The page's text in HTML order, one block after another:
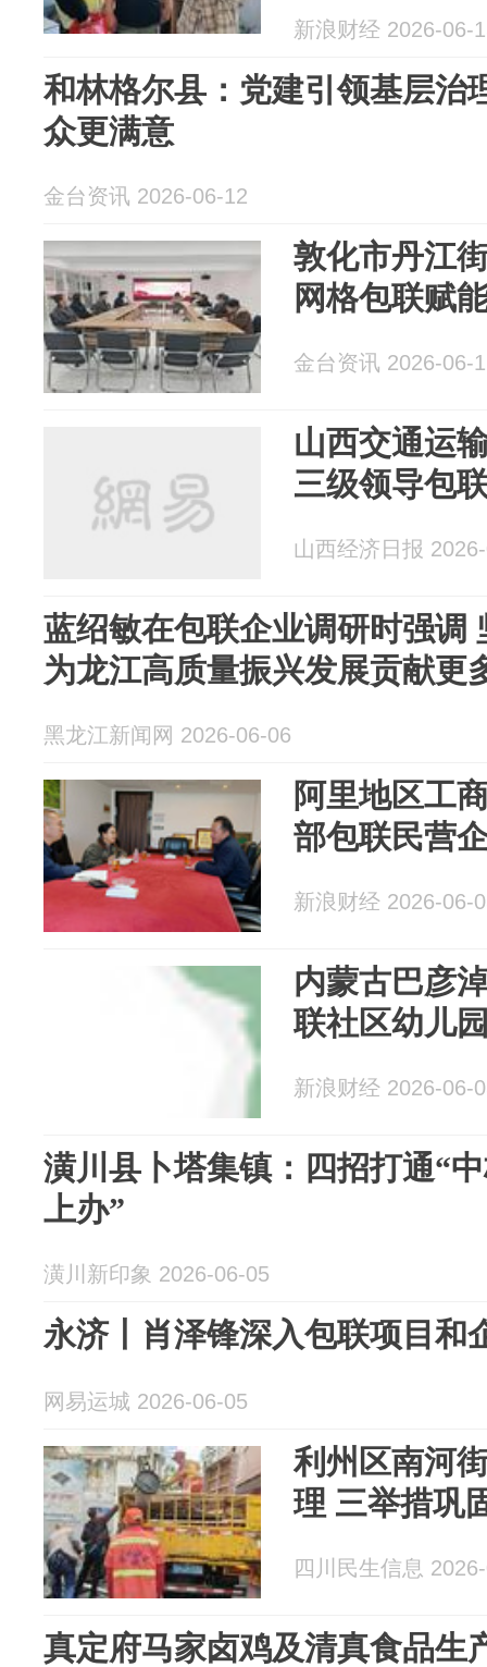
新浪财经 2026-06-
和林格尔县：党建引领基层治
众更满意
金台资讯 2026-06-12
敦化市丹江
网格包联赋
金台资讯 2026-06-
山西交通运
三级领导包
山西经济日报
蓝绍敏在包联企业调研时强调
为龙江高质量振兴发展贡献更
黑龙江新闻网 2026-06-06
阿里地区工
部包联民营
新浪财经 2026-06-
内蒙古巴彦
联社区幼儿
新浪财经 2026-06-
潢川县卜塔集镇：四招打通“
上办”
潢川新印象 2026-06-05
永济丨肖泽锋深入包联项目和
网易运城 2026-06-05
利州区南河
理 三举措巩
四川民生信息
真定府马家卤鸡及清真食品生